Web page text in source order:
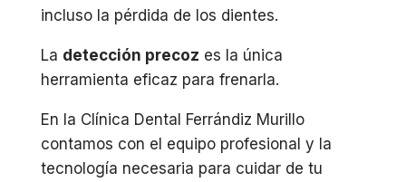
incluso la pérdida de los dientes.
La detección precoz es la única
herramienta eficaz para frenarla.
En la Clínica Dental Ferrándiz Murillo
contamos con el equipo profesional y la
tecnología necesaria para cuidar de tu